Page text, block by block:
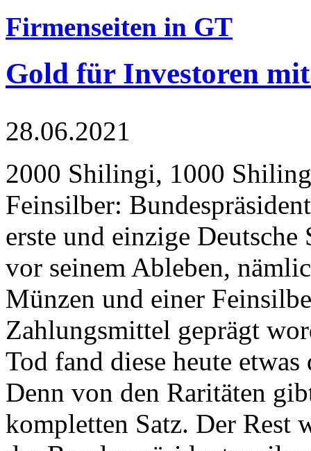
Firmenseiten in GT
Gold für Investoren
28.06.2021
2000 Shilingi, 1000
Feinsilber:
erste und einzige Deutsche
vor seinem Ableben,
Münzen und einer
Zahlungsmittel geprägt
Tod fand diese heute
Denn von den Raritäten
kompletten Satz. Der Rest